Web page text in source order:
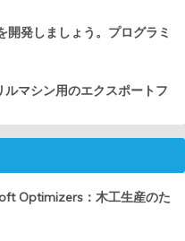
発しましょう。プログラミ
マシン用のエクスポートフ
Optimizers：木工生産のた